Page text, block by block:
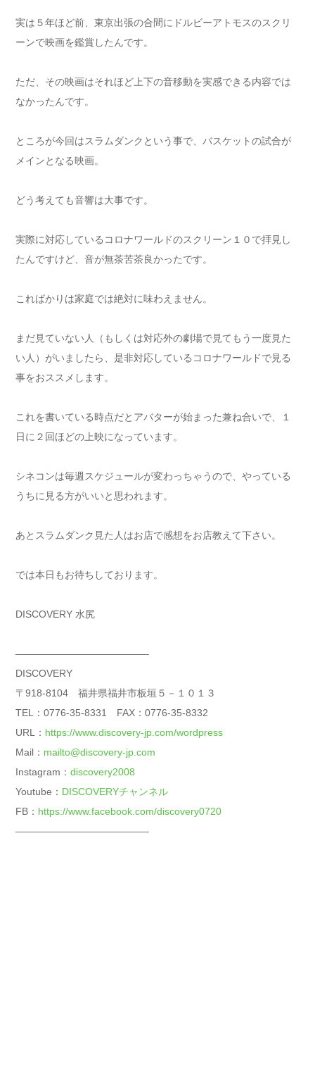
実は５年ほど前、東京出張の合間にドルビーアトモスのスクリ
ーンで映画を鑑賞したんです。
ただ、その映画はそれほど上下の音移動を実感できる内容では
なかったんです。
ところが今回はスラムダンクという事で、バスケットの試合が
メインとなる映画。
どう考えても音響は大事です。
実際に対応しているコロナワールドのスクリーン１０で拝見し
たんですけど、音が無茶苦茶良かったです。
こればかりは家庭では絶対に味わえません。
まだ見ていない人（もしくは対応外の劇場で見てもう一度見た
い人）がいましたら、是非対応しているコロナワールドで見る
事をおススメします。
これを書いている時点だとアバターが始まった兼ね合いで、１
日に２回ほどの上映になっています。
シネコンは毎週スケジュールが変わっちゃうので、やっている
うちに見る方がいいと思われます。
あとスラムダンク見た人はお店で感想をお店教えて下さい。
では本日もお待ちしております。
DISCOVERY 水尻
—————————————–
DISCOVERY
〒918-8104 福井県福井市板垣５－１０１３
TEL：0776-35-8331 FAX：0776-35-8332
URL： https://www.discovery-jp.com/wordpress
Mail： mailto@discovery-jp.com
Instagram： discovery2008
Youtube： DISCOVERYチャンネル
FB： https://www.facebook.com/discovery0720
—————————————–